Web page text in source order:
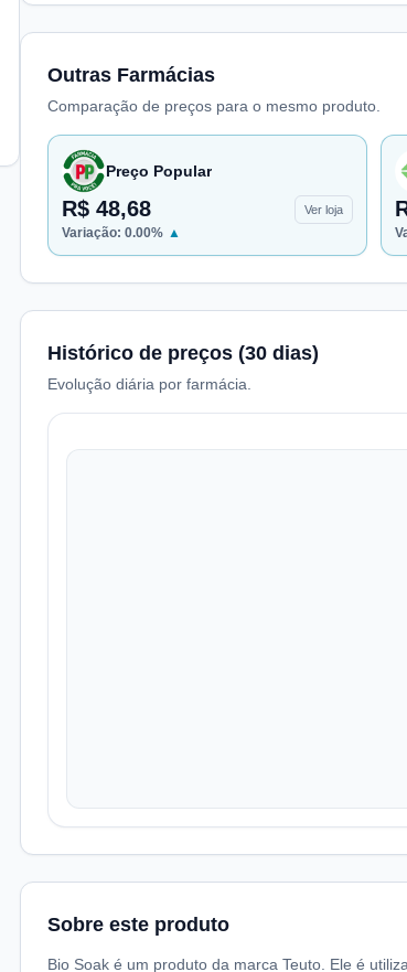
Outras Farmácias
Comparação de preços para o mesmo produto.
Preço Popular
R$ 48,68 Ver loja
Variação: 0.00% ▲
Histórico de preços (30 dias)
Evolução diária por farmácia.
Sobre este produto
Bio Soak é um produto da marca Teuto. Ele é